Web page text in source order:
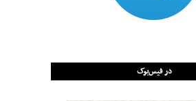
در فیس‌بوک